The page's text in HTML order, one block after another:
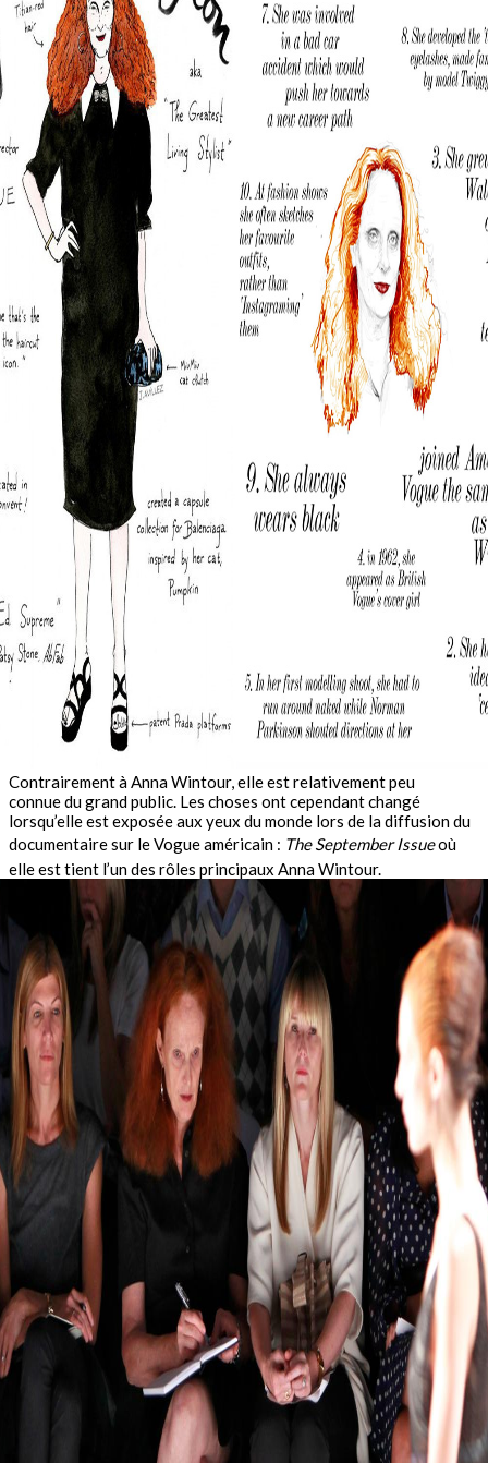
Contrairement à Anna Wintour, elle est relativement peu
connue du grand public. Les choses ont cependant changé
lorsqu’elle est exposée aux yeux du monde lors de la diffusion du
documentaire sur le Vogue américain : The September Issueoù
elle est tient l’un des rôles principaux Anna Wintour.